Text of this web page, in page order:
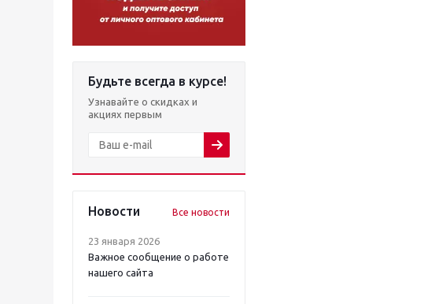
Будьте всегда в курсе!
Узнавайте о скидках и
акциях первым
Новости Все новости
23 января 2026
Важное сообщение о работе
нашего сайта